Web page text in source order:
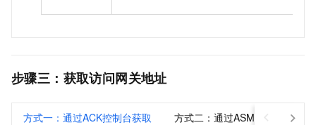
步骤三：获取访问网关地址
方式一：通过ACK控制台获取 方式二：通过ASM控制台获取